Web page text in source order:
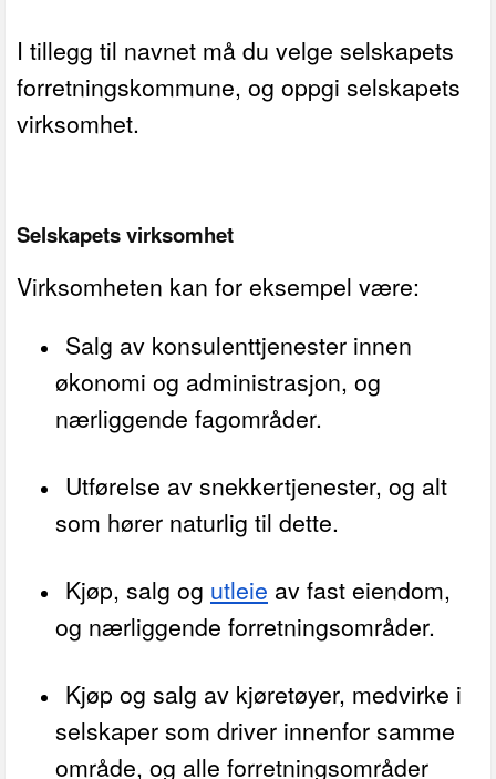
I tillegg til navnet må du velge selskapets
forretningskommune, og oppgi selskapets
virksomhet.
Selskapets virksomhet
Virksomheten kan for eksempel være:
Salg av konsulenttjenester innen
økonomi og administrasjon, og
nærliggende fagområder.
Utførelse av snekkertjenester, og alt
som hører naturlig til dette.
Kjøp, salg og utleie av fast eiendom,
og nærliggende forretningsområder.
Kjøp og salg av kjøretøyer, medvirke i
selskaper som driver innenfor samme
område, og alle forretningsområder